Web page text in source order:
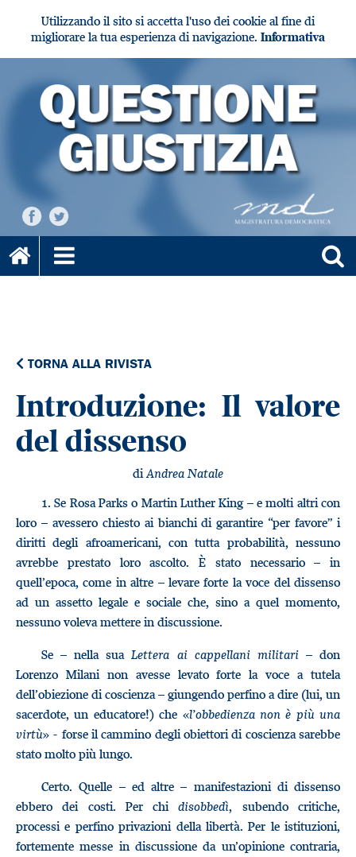
Utilizzando il sito si accetta l'uso dei cookie al fine di
migliorare la tua esperienza di navigazione. Informativa
TORNA ALLA RIVISTA
Introduzione: Il valore
del dissenso
diAndrea Natale
1. Se Rosa Parks o Martin Luther King – e molti altri con
loro – avessero chiesto ai bianchi di garantire “per favore” i
diritti degli afroamericani, con tutta probabilità, nessuno
avrebbe prestato loro ascolto. È stato necessario – in
quell’epoca, come in altre – levare forte la voce del dissenso
ad un assetto legale e sociale che, sino a quel momento,
nessuno voleva mettere in discussione.
Se – nella suaLettera ai cappellani militari –don
Lorenzo Milani non avesse levato forte la voce a tutela
dell’obiezione di coscienza – giungendo perfino a dire (lui, un
sacerdote, un educatore!) che «l’obbedienza non è più una
virtù» - forse il cammino degli obiettori di coscienza sarebbe
stato molto più lungo.
Certo. Quelle – ed altre – manifestazioni di dissenso
ebbero dei costi. Per chidisobbedì, subendo critiche,
processi e perfino privazioni della libertà. Per le istituzioni,
fortemente messe in discussione da un’opinione contraria,